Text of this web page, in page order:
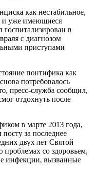
как нестабильное,
и уже имеющиеся
в
с диагнозом
приступами
понтифика как
потребовалось
пресс-служба сообщил,
отдохнуть после
в марте 2013 года,
за последнее
двух лет Святой
проблемах со здоровьем,
инфекции, вызванные